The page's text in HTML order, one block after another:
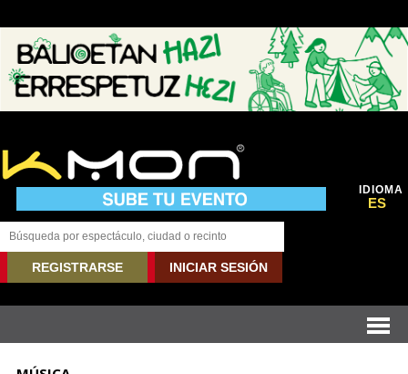
IDIOMA
ES
REGISTRARSE INICIAR SESIÓN